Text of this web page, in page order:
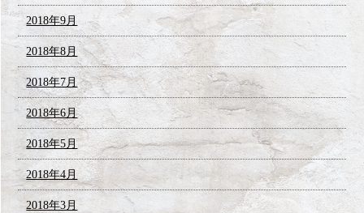
2018年9月
2018年8月
2018年7月
2018年6月
2018年5月
2018年4月
2018年3月